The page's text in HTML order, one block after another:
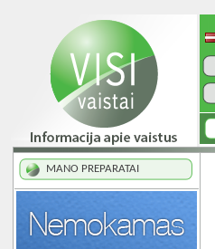
MANO PREPARATAI